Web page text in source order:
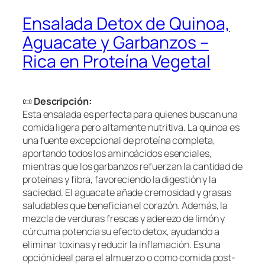
Ensalada Detox de Quinoa,
Aguacate y Garbanzos –
Rica en Proteína Vegetal
📜Descripción:
Esta ensalada es perfecta para quienes buscan una
comida ligera pero altamente nutritiva. La quinoa es
una fuente excepcional de proteína completa,
aportando todos los aminoácidos esenciales,
mientras que los garbanzos refuerzan la cantidad de
proteínas y fibra, favoreciendo la digestión y la
saciedad. El aguacate añade cremosidad y grasas
saludables que benefician el corazón. Además, la
mezcla de verduras frescas y aderezo de limón y
cúrcuma potencia su efecto detox, ayudando a
eliminar toxinas y reducir la inflamación. Es una
opción ideal para el almuerzo o como comida post-